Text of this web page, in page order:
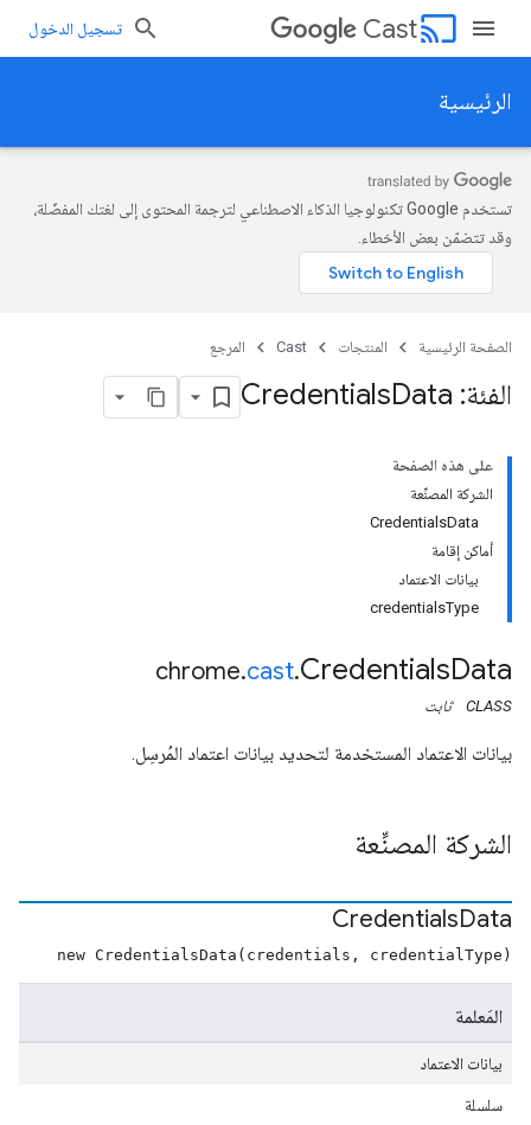
cast
Cast تسجيل الدخول
الرئيسية
تستخدم Google تكنولوجيا الذكاء الاصطناعي لترجمة المحتوى إلى لغتك المفضّلة،
وقد تتضمّن بعض الأخطاء.
الصفحة الرئيسية المنتجات Cast المرجع
الفئة: Credentials Data
على هذه الصفحة
الشركة المصنِّعة
CredentialsData
أماكن إقامة
بيانات الاعتماد
credentialsType
chrome.cast.CredentialsData
CLASS ثابت
بيانات الاعتماد المستخدمة لتحديد بيانات اعتماد المُرسِل.
الشركة المصنِّعة
CredentialsData
new CredentialsData(credentials, credentialType)
المَعلمة
بيانات الاعتماد
سلسلة